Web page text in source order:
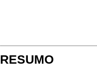
RESUMO